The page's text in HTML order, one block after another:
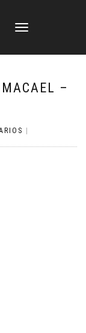
CAMBIAR
–